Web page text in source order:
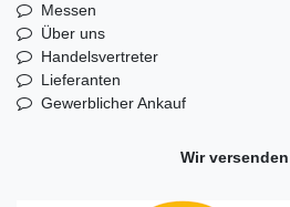
Messen
Über uns
Handelsvertreter
Lieferanten
Gewerblicher Ankauf
Wir